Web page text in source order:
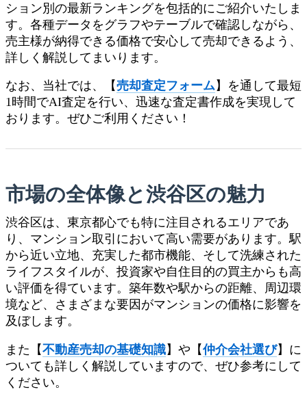
ション別の最新ランキングを包括的にご紹介いたしま
す。各種データをグラフやテーブルで確認しながら、
売主様が納得できる価格で安心して売却できるよう、
詳しく解説してまいります。
なお、当社では、【売却査定フォーム】を通して最短
1時間でAI査定を行い、迅速な査定書作成を実現して
おります。ぜひご利用ください！
市場の全体像と渋谷区の魅力
渋谷区は、東京都心でも特に注目されるエリアであ
り、マンション取引において高い需要があります。駅
から近い立地、充実した都市機能、そして洗練された
ライフスタイルが、投資家や自住目的の買主からも高
い評価を得ています。築年数や駅からの距離、周辺環
境など、さまざまな要因がマンションの価格に影響を
及ぼします。
また【不動産売却の基礎知識】や【仲介会社選び】に
ついても詳しく解説していますので、ぜひ参考にして
ください。